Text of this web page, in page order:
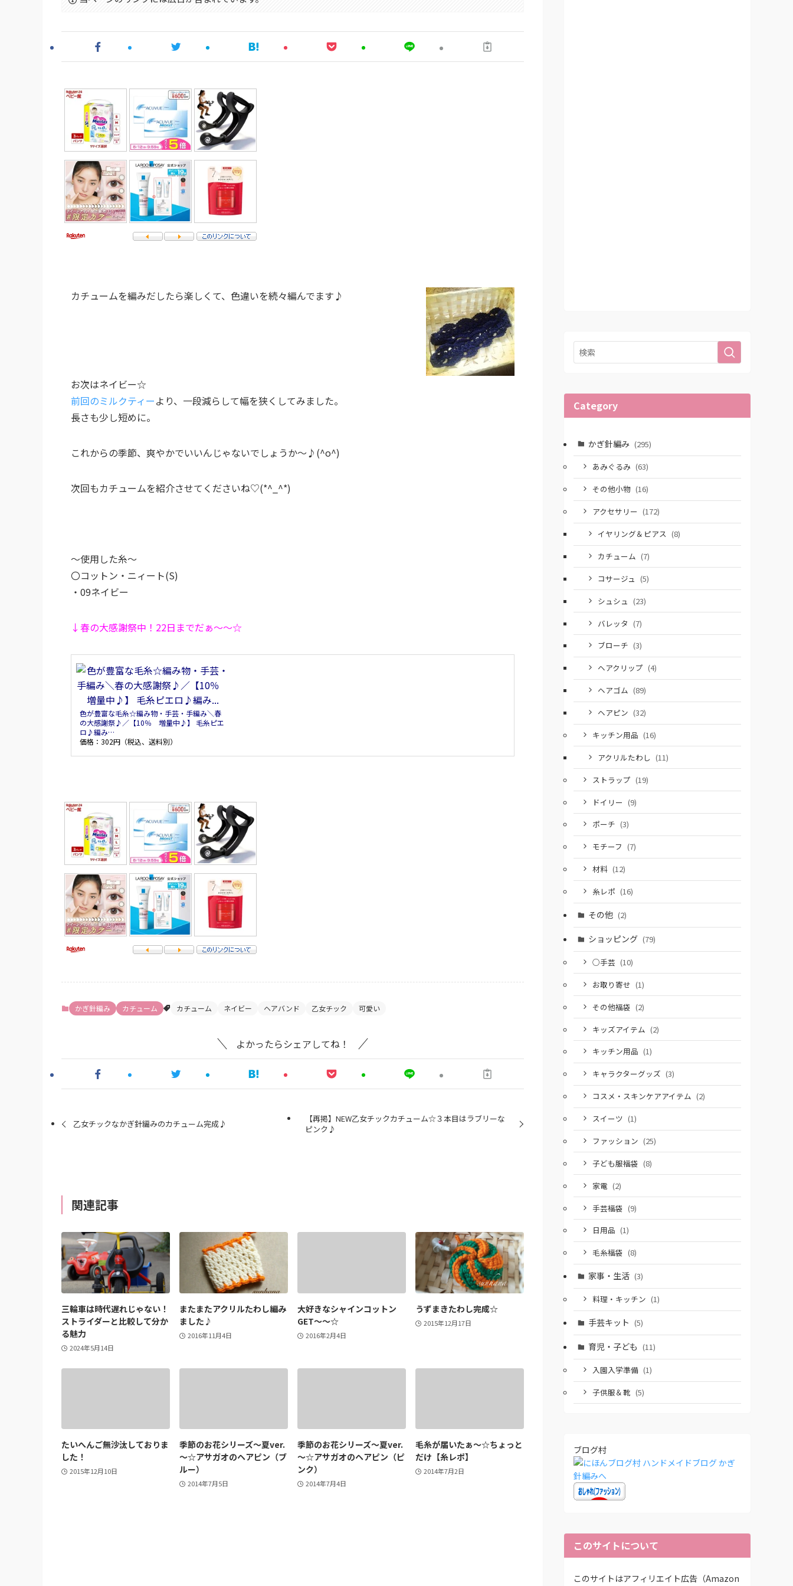
カチュームを編みだしたら楽しくて、色違いを続々編んでます♪
お次はネイビー☆
前回のミルクティーより、一段減らして幅を狭くしてみました。
長さも少し短めに。
これからの季節、爽やかでいいんじゃないでしょうか～♪(^o^)
次回もカチュームを紹介させてくださいね♡(*^_^*)
～使用した糸～
〇コットン・ニィート(S)
・09ネイビー
↓春の大感謝祭中！22日までだぁ～～☆
色が豊富な毛糸☆編み物・手芸・手編み＼春
の大感謝祭♪／【10％ 増量中♪】 毛糸ピエ
ロ♪編み…
価格：302円（税込、送料別）
かぎ針編み カチューム カチューム ネイビー ヘアバンド 乙女チック 可愛い
よかったらシェアしてね！
乙女チックなかぎ針編みのカチューム完成♪
【再掲】NEW乙女チックカチューム☆３本目はラブリーな
ピンク♪
関連記事
三輪車は時代遅れじゃない！
ストライダーと比較して分か
る魅力
2024年5月14日
またまたアクリルたわし編み
ました♪
2016年11月4日
大好きなシャインコットン
GET～～☆
2016年2月4日
うずまきたわし完成☆
2015年12月17日
たいへんご無沙汰しておりま
した！
2015年12月10日
季節のお花シリーズ～夏ver.
～☆アサガオのヘアピン（ブ
ルー）
2014年7月5日
季節のお花シリーズ～夏ver.
～☆アサガオのヘアピン（ピ
ンク）
2014年7月4日
毛糸が届いたぁ～☆ちょっと
だけ【糸レポ】
2014年7月2日
Category
かぎ針編み (295)
あみぐるみ (63)
その他小物 (16)
アクセサリー (172)
イヤリング＆ピアス (8)
カチューム (7)
コサージュ (5)
シュシュ (23)
バレッタ (7)
ブローチ (3)
ヘアクリップ (4)
ヘアゴム (89)
ヘアピン (32)
キッチン用品 (16)
アクリルたわし (11)
ストラップ (19)
ドイリー (9)
ポーチ (3)
モチーフ (7)
材料 (12)
糸レポ (16)
その他 (2)
ショッピング (79)
○手芸 (10)
お取り寄せ (1)
その他福袋 (2)
キッズアイテム (2)
キッチン用品 (1)
キャラクターグッズ (3)
コスメ・スキンケアアイテム (2)
スイーツ (1)
ファッション (25)
子ども服福袋 (8)
家電 (2)
手芸福袋 (9)
日用品 (1)
毛糸福袋 (8)
家事・生活 (3)
料理・キッチン (1)
手芸キット (5)
育児・子ども (11)
入園入学準備 (1)
子供服＆靴 (5)
ブログ村
このサイトについて
このサイトはアフィリエイト広告（Amazon